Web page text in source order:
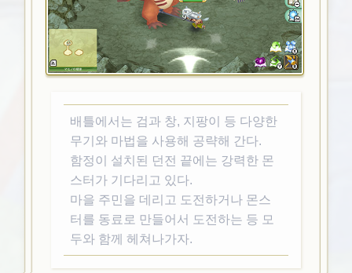
배틀에서는 검과 창, 지팡이 등 다양한
무기와 마법을 사용해 공략해 간다.
함정이 설치된 던전 끝에는 강력한 몬
스터가 기다리고 있다.
마을 주민을 데리고 도전하거나 몬스
터를 동료로 만들어서 도전하는 등 모
두와 함께 헤쳐나가자.